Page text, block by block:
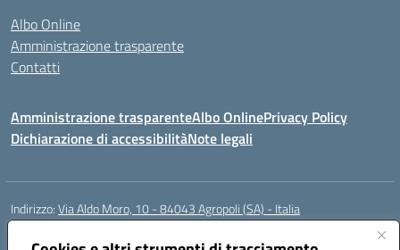
Albo Online
Amministrazione trasparente
Contatti
Amministrazione trasparenteAlbo OnlinePrivacy Policy
Dichiarazione di accessibilitàNote legali
Indirizzo:Via Aldo Moro, 10 - 84043 Agropoli (SA) - Italia
Centralino:
Posta elettronica certificata (PEC):saic8at00d@pec.istruzione.it